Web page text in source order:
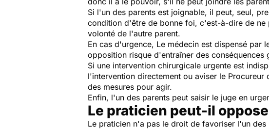
Si l'un des parents est joignable, il peut, seul,
condition d'être de bonne foi, c'est-à-dire de ne
volonté de l'autre parent.
En cas d'urgence, Le médecin est dispensé par
opposition risque d'entraîner des conséquences
Si une intervention chirurgicale urgente est
l'intervention directement ou aviser le
des mesures pour agir.
Enfin, l'un des parents peut saisir le juge en
Le praticien peut-il
Le praticien n'a pas le droit de favoriser l'un